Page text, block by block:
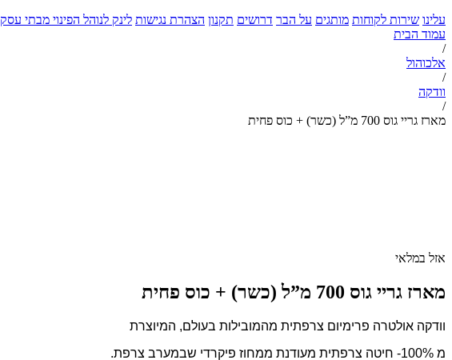
עלינו שירות לקוחות מותגים על הבר דרושים תקנון הצהרת נגישות לינק לנוהל הפינוי מבתי עסק
עמוד הבית
/
אלכוהול
/
וודקה
/
מארז גריי גוס 700 מ”ל (כשר) + כוס פחית
אזל במלאי
מארז גריי גוס 700 מ”ל (כשר) + כוס פחית
וודקה אולטרה פרימיום צרפתית מהמובילות בעולם, המיוצרת
מ 100%- חיטה צרפתית מעודנת ממחוז פיקרדי שבמערב צרפת.